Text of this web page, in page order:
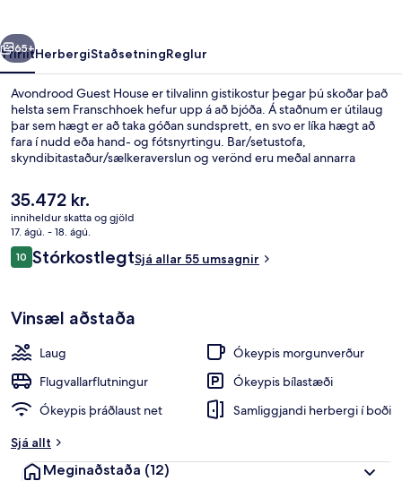
Næsta
65+
YfirlitHerbergiStaðsetningReglur
Avondrood Guest House er tilvalinn gistikostur þegar þú skoðar það
helsta sem Franschhoek hefur upp á að bjóða. Á staðnum er útilaug
þar sem hægt er að taka góðan sundsprett, en svo er líka hægt að
fara í nudd eða hand- og fótsnyrtingu. Bar/setustofa,
skyndibitastaður/sælkeraverslun og verönd eru meðal annarra
Núverandi
verð
er
35.472 kr.
35.472 kr.
inniheldur skatta og gjöld
17. ágú. - 18. ágú.
Umsagnir
1010 af 10
StórkostlegtSjá allar 55 umsagnir
Vinsæl aðstaða
Laug
Ókeypis morgunverður
Flugvallarflutningur
Ókeypis bílastæði
Ókeypis þráðlaust net
Samliggjandi herbergi í boði
Sjá allt
Meginaðstaða (12)